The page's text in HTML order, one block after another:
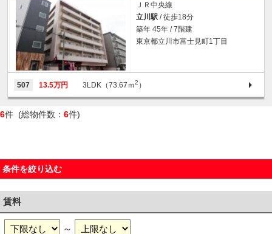
ＪＲ中央線
立川駅 / 徒歩18分
築年 45年 / 7階建
東京都立川市富士見町1丁目
507 13.5万円 3LDK（73.67ｍ2 ）
6件 (総物件数： 6件)
条件を絞り込む
賃料
～